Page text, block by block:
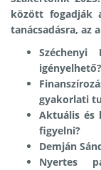
között fogadják
tanácsadásra, az
igényelhető?
gyakorlati
Aktuális és
figyelni?
Demján
Nyertes